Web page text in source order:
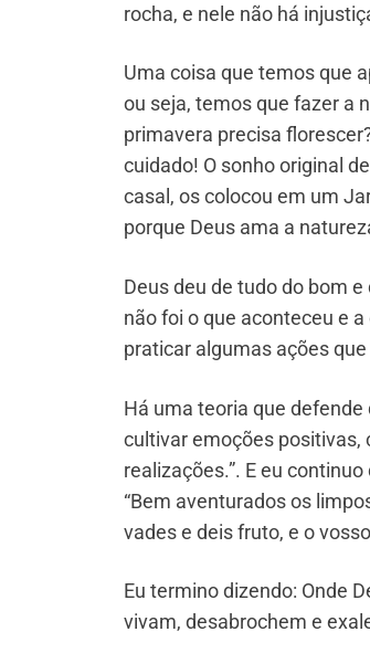
rocha, e nele não há
Uma coisa que temos que
ou seja, temos que fazer a
primavera precisa
cuidado! O sonho original
casal, os colocou em um
porque Deus ama a
Deus deu de tudo do bom
não foi o que aconteceu e
praticar algumas ações
Há uma teoria que
cultivar emoções positivas,
realizações.”. E eu
“Bem aventurados os
vades e deis fruto, e o
Eu termino dizendo: Onde
vivam, desabrochem e